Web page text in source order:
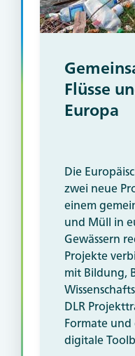
Flüsse
Europa
Die
zwei neue
einem
und Müll in
Gewässern
Projekte
mit Bildung,
DLR
Formate
digitaleTool